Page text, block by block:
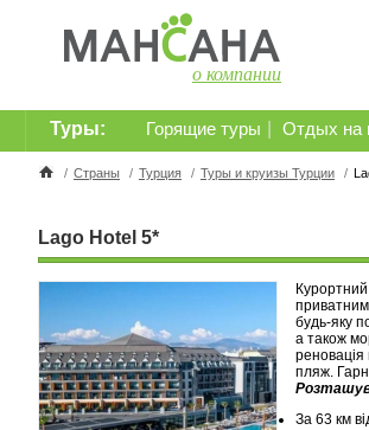
о компании
Горящие туры Отдых на
Туры:
/ Страны / Турция / Туры и круизы Турции /
Lago Hotel 5*
приватним
будь-яку
а також
пляж.
За 63 км